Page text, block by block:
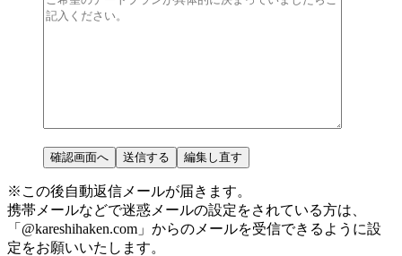
※この後自動返信メールが届きます。
携帯メールなどで迷惑メールの設定をされている方は、
「@kareshihaken.com」 からのメールを受信できるように設
定をお願いいたします。